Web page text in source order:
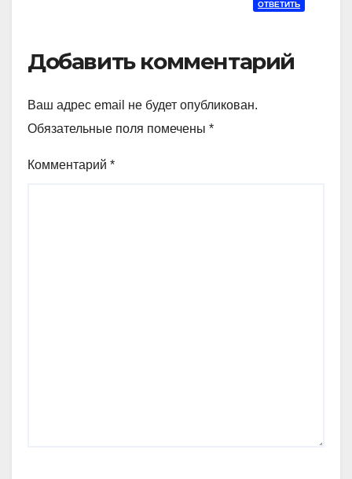
ОТВЕТИТЬ
Добавить комментарий
Ваш адрес email не будет опубликован.
Обязательные поля помечены *
Комментарий *